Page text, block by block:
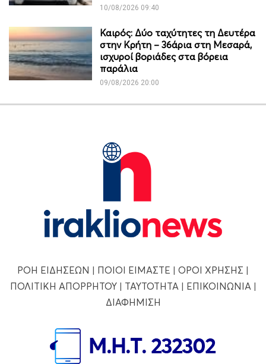
10/08/2026 09:40
Καιρός: Δύο ταχύτητες τη Δευτέρα
στην Κρήτη – 36άρια στη Μεσαρά,
ισχυροί βοριάδες στα βόρεια
παράλια
09/08/2026 20:00
ΡΟΗ ΕΙΔΗΣΕΩΝ | ΠΟΙΟΙ ΕΙΜΑΣΤΕ | ΟΡΟΙ ΧΡΗΣΗΣ |
ΠΟΛΙΤΙΚΗ ΑΠΟΡΡΗΤΟΥ| ΤΑΥΤΟΤΗΤΑ | ΕΠΙΚΟΙΝΩΝΙΑ |
ΔΙΑΦΗΜΙΣΗ